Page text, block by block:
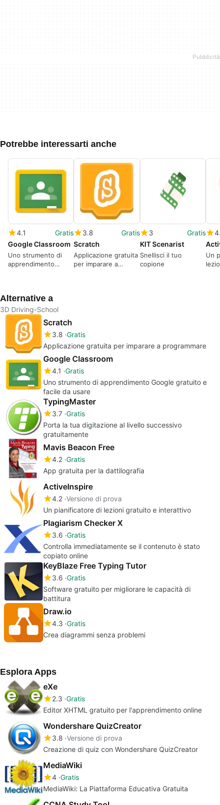
Potrebbe interessarti anche
4.1
Gratis
Google Classroom
Uno strumento di
apprendimento
3.8
Gratis
Scratch
Applicazione gratuita
per imparare a
3
Gratis
KIT Scenarist
Snellisci il tuo
copione
Un
Alternative a
3D Driving-School
Scratch
3.8 Gratis
Applicazione gratuita per imparare a programmare
Google Classroom
4.1 Gratis
Uno strumento di apprendimento Google gratuito e
facile da usare
TypingMaster
3.7 Gratis
Porta la tua digitazione al livello successivo
gratuitamente
Mavis Beacon Free
4.2 Gratis
App gratuita per la dattilografia
ActiveInspire
4.2 Versione di prova
Un pianificatore di lezioni gratuito e interattivo
Plagiarism Checker X
3.6 Gratis
Controlla immediatamente se il contenuto è stato
copiato online
KeyBlaze Free Typing Tutor
3.6 Gratis
Software gratuito per migliorare le capacità di
battitura
Draw.io
4.3 Gratis
Crea diagrammi senza problemi
Esplora Apps
eXe
2.3 Gratis
Editor XHTML gratuito per l'apprendimento online
Wondershare QuizCreator
3.8 Versione di prova
Creazione di quiz con Wondershare QuizCreator
MediaWiki
4 Gratis
MediaWiki: La Piattaforma Educativa Gratuita